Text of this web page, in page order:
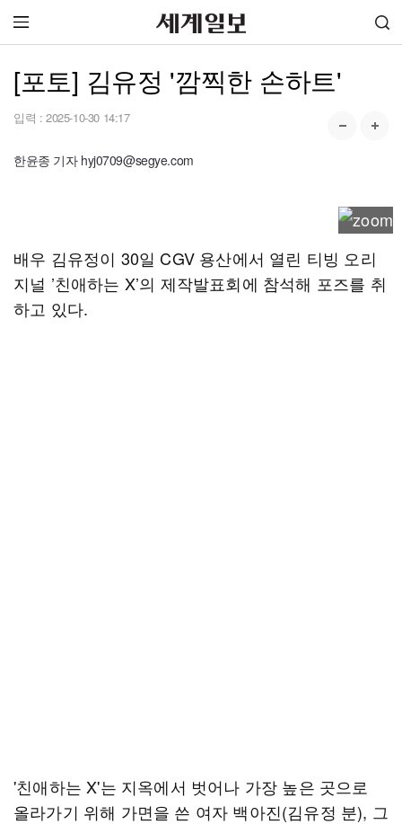
[포토] 김유정 '깜찍한 손하트'
입력 : 2025-10-30 14:17
한윤종 기자 hyj0709@segye.com
배우 김유정이 30일 CGV 용산에서 열린 티빙 오리
지널 ’친애하는 X’의 제작발표회에 참석해 포즈를 취
하고 있다.
'친애하는 X'는 지옥에서 벗어나 가장 높은 곳으로
올라가기 위해 가면을 쓴 여자 백아진(김유정 분), 그